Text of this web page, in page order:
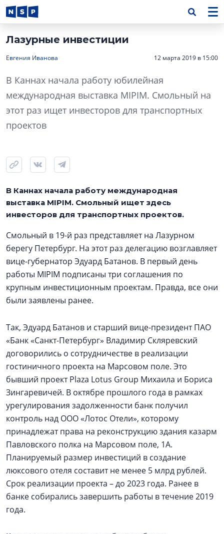
Лазурные инвестиции
Евгения Иванова 12 марта 2019 в 15:00
В Каннах начала работу юбилейная
международная выставка MIPIM. Смольный на
этот раз ищет инвесторов для транспортных
проектов
В Каннах начала работу международная
выставка MIPIM. Смольный ищет здесь
инвесторов для транспортных проектов.
Смольный в 19-й раз представляет на Лазурном
берегу Петербург. На этот раз делегацию возглавляет
вице-губернатор Эдуард Батанов. В первый день
работы MIPIM подписаны три соглашения по
крупным инвестиционным проектам. Правда, все они
были заявлены ранее.
Так, Эдуард Батанов и старший вице-президент ПАО
«Банк «Санкт-Петербург» Владимир Скляревский
договорились о сотрудничестве в реализации
гостиничного проекта на Марсовом поле. Это
бывший проект Plaza Lotus Group Михаила и Бориса
Зингаревичей. В октябре прошлого года в рамках
урегулирования задолженности банк получил
контроль над ООО «Лотос Отели», которому
принадлежат права на реконструкцию здания казарм
Павловского полка на Марсовом поле, 1А.
Планируемый размер инвестиций в создание
люксового отеля составит не менее 5 млрд рублей.
Срок реализации проекта – до 2023 года. Ранее в
банке собирались завершить работы в течение 2019
года.